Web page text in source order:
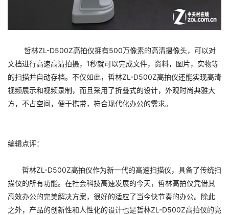
哲林ZL-D500Z高拍仪拥有500万像素的高清摄像头，可以对
文档进行高速高清拍摄，1秒就可以完成文件，资料，图片，实物等
的扫描并自动存档。不仅如此，哲林ZL-D500Z高拍仪还能实现高清
视频展示和视频录制，而且采用了折叠式的设计，外观时尚典雅大
方，不占空间，便于携带，符合现代化办公的需求。
编辑点评：
哲林ZL-D500Z高拍仪作为新一代的高速扫描仪，具备了传统扫
描仪的所有功能。在社会科技高速发展的今天，哲林高拍仪凭借其
高效办公的完美解决方案，很好的适应了当今快节奏的办公。除此
之外，产品的创新性和人性化的设计也是哲林ZL-D500Z高拍仪的亮